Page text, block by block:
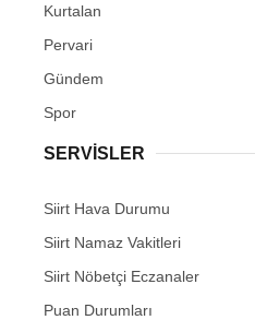
Kurtalan
Pervari
Gündem
Spor
SERVİSLER
Siirt Hava Durumu
Siirt Namaz Vakitleri
Siirt Nöbetçi Eczanaler
Puan Durumları